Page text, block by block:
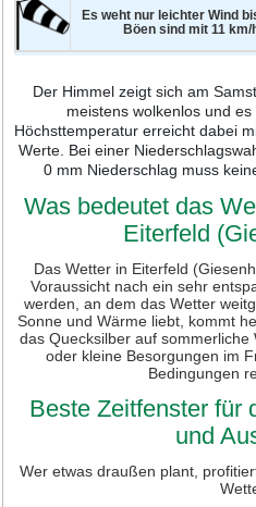
Es weht nur leichter Wind
Böen sind mit 11
Der Himmel zeigt sich am
meistens wolkenlos und
Höchsttemperatur erreicht dabei
Werte. Bei einer
0 mm Niederschlag muss
Was bedeutet das
Eiterfeld
Das Wetter in Eiterfeld
Voraussicht nach ein sehr
werden, an dem das Wetter
Sonne und Wärme liebt, kommt
das Quecksilber auf
oder kleine Besorgungen im
Bedingungen
Beste Zeitfenster für
und
Wer etwas draußen plant,